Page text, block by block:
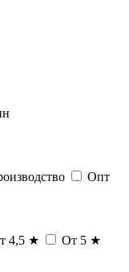
Опт
4,5 ★ От 5 ★